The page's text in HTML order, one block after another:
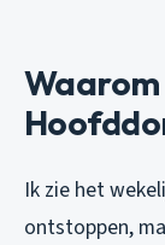
Ik zie het
ontstoppen,